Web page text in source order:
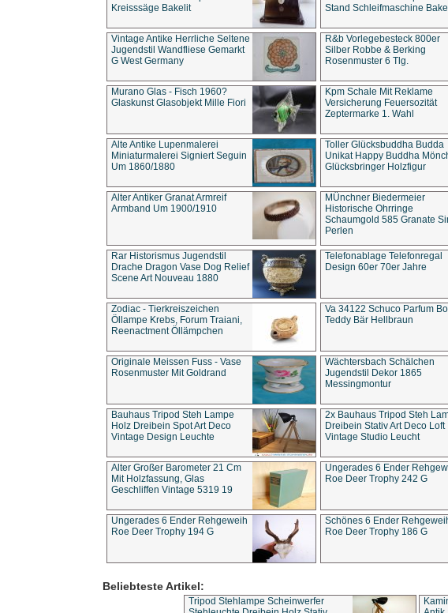
Kreisssäge Bakelit
Stand Schleifmaschine
Vintage Antike Herrliche Seltene
Jugendstil Wandfliese Gemarkt
G West Germany
R&b Vorlegebesteck 800er
Silber Robbe & Berking
Rosenmuster 6 Tlg.
Murano Glas - Fisch 1960?
Glaskunst Glasobjekt Mille Fiori
Kpm Schale Mit Reklame
Versicherung Feuersozität
Zeptermarke 1. Wahl
Alte Antike Lupenmalerei
Miniaturmalerei Signiert Seguin
Um 1860/1880
Toller Glücksbuddha Budda
Unikat Happy Buddha
Glücksbringer Holzfigur
Alter Antiker Granat Armreif
Armband Um 1900/1910
MÜnchner Biedermeier
Historische Ohrringe
Schaumgold 585 Granate
Perlen
Rar Historismus Jugendstil
Drache Dragon Vase Dog Relief
Scene Art Nouveau 1880
Telefonablage Telefonregal
Design 60er 70er Jahre
Zodiac - Tierkreiszeichen
Öllampe Krebs, Forum Traiani,
Reenactment Öllämpchen
Va 34122 Schuco Parfum
Teddy Bär Hellbraun
Originale Meissen Fuss - Vase
Rosenmuster Mit Goldrand
Wächtersbach Schälchen
Jugendstil Dekor 1865
Messingmontur
Bauhaus Tripod Steh Lampe
Holz Dreibein Spot Art Deco
Vintage Design Leuchte
2x Bauhaus Tripod Steh
Dreibein Stativ Art Deco Loft
Vintage Studio Leucht
Alter Großer Barometer 21 Cm
Mit Holzfassung, Glas
Geschliffen Vintage 5319 19
Ungerades 6 Ender
Roe Deer Trophy 242 G
Ungerades 6 Ender Rehgeweih
Roe Deer Trophy 194 G
Schönes 6 Ender
Roe Deer Trophy 186 G
Beliebteste Artikel:
Tripod Stehlampe Scheinwerfer